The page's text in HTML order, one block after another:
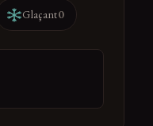
Glaçant0